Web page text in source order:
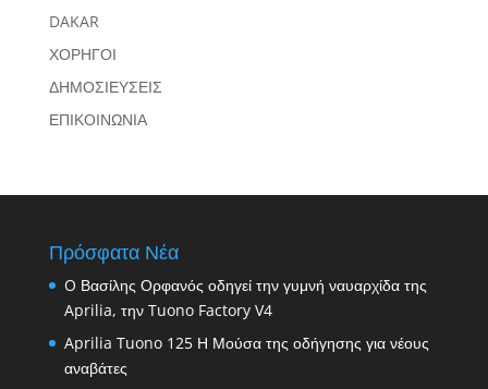
DAKAR
ΧΟΡΗΓΟΙ
ΔΗΜΟΣΙΕΥΣΕΙΣ
ΕΠΙΚΟΙΝΩΝΙΑ
Πρόσφατα Νέα
O Βασίλης Ορφανός οδηγεί την γυμνή ναυαρχίδα της
Aprilia, την Tuono Factory V4
Aprilia Tuono 125 Η Μούσα της οδήγησης για νέους
αναβάτες